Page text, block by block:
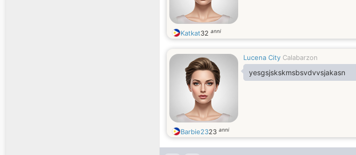
Katkat32 anni
Lucena City Calabarzon
yesgsjskskmsbsvdvvsjakasn
Barbie2323 anni